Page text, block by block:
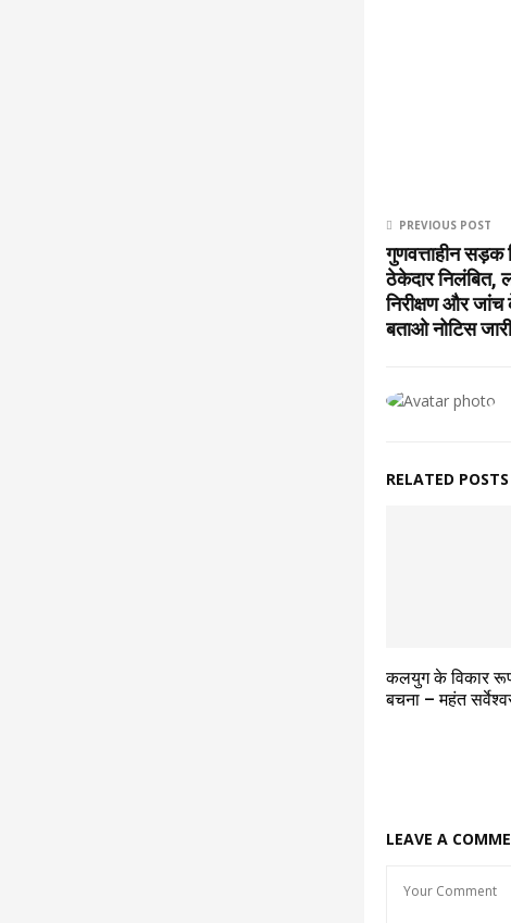
PREVIOUS POST
गुणवत्ताहीन सड़क
ठेकेदार निलंबित,
निरीक्षण और
बताओ नोटिस जारी
RELATED POSTS
कलयुग के विकार
बचना – महंत
LEAVE A